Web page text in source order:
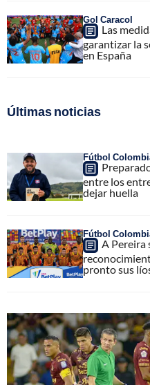
Gol Caracol
Las
garantizar la
en España
Últimas noticias
Fútbol
entre los
dejar huella
Fútbol
A Pereira
pronto sus